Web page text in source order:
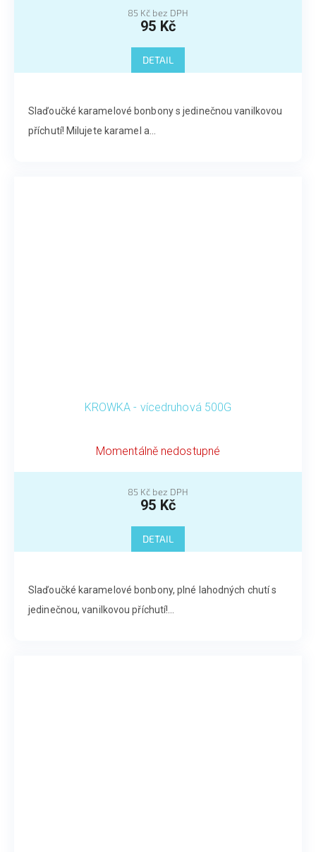
85 Kč bez DPH
95 Kč
DETAIL
Slaďoučké karamelové bonbony s jedinečnou vanilkovou
příchutí! Milujete karamel a...
KROWKA - vícedruhová 500G
Momentálně nedostupné
85 Kč bez DPH
95 Kč
DETAIL
Slaďoučké karamelové bonbony, plné lahodných chutí s
jedinečnou, vanilkovou příchutí!...